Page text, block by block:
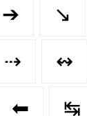
➔ ↘️
⇢ ↭
⬅ ↹